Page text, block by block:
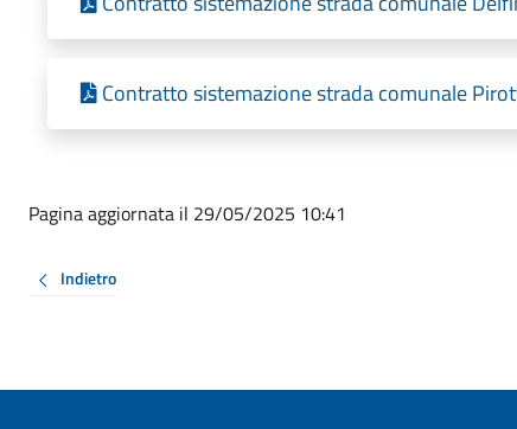
Contratto sistemazione strada comunale
Pagina aggiornata il 29/05/2025 10:41
Indietro